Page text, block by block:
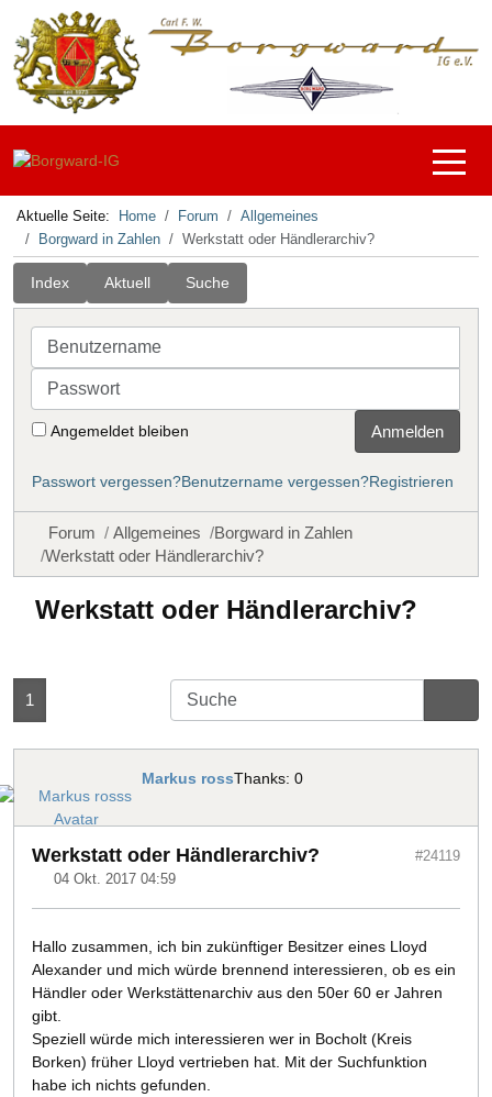
Off-
Aktuelle Seite: Home Forum
Allgemeines
Borgward in Zahlen
Werkstatt oder Händlerarchiv?
Index Aktuell Suche
Benutzername
Passwort
Angemeldet bleiben Anmelden
Passwort vergessen?Benutzername vergessen?Registrieren
Forum Allgemeines
Borgward in Zahlen
Werkstatt oder Händlerarchiv?
Werkstatt oder Händlerarchiv?
1
Markus rossThanks: 0
Werkstatt oder Händlerarchiv?
04 Okt. 2017 04:59
#24119
Hallo zusammen, ich bin zukünftiger Besitzer eines Lloyd
Alexander und mich würde brennend interessieren, ob es ein
Händler oder Werkstättenarchiv aus den 50er 60 er Jahren
gibt.
Speziell würde mich interessieren wer in Bocholt (Kreis
Borken) früher Lloyd vertrieben hat. Mit der Suchfunktion
habe ich nichts gefunden.